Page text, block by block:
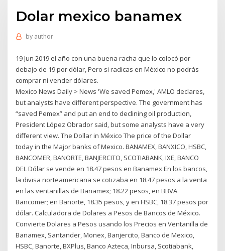
Dolar mexico banamex
by author
19 Jun 2019 el año con una buena racha que lo colocó por
debajo de 19 por dólar, Pero si radicas en México no podrás
comprar ni vender dólares.
Mexico News Daily > News 'We saved Pemex,' AMLO declares,
but analysts have different perspective. The government has
“saved Pemex” and put an end to declining oil production,
President López Obrador said, but some analysts have a very
different view. The Dollar in México The price of the Dollar
today in the Major banks of Mexico. BANAMEX, BANXICO, HSBC,
BANCOMER, BANORTE, BANJERCITO, SCOTIABANK, IXE, BANCO
DEL Dólar se vende en 18.47 pesos en Banamex En los bancos,
la divisa norteamericana se cotizaba en 18.47 pesos a la venta
en las ventanillas de Banamex; 18.22 pesos, en BBVA
Bancomer; en Banorte, 18.35 pesos, y en HSBC, 18.37 pesos por
dólar. Calculadora de Dolares a Pesos de Bancos de México.
Convierte Dolares a Pesos usando los Precios en Ventanilla de
Banamex, Santander, Monex, Banjercito, Banco de Mexico,
HSBC, Banorte, BXPlus, Banco Azteca, Inbursa, Scotiabank,